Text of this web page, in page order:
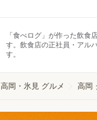
「食べログ」が作った飲食
す。飲食店の正社員・アル
す。
高岡・氷見 グルメ 高岡